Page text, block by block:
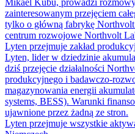
Mikael Kubu, prowadzi
zainteresowanym przejęciem
tylko o główną fabrykę
centrum rozwojowe Northvolt
Lyten przejmuje zakład
Lyten, lider w dziedzinie
dziś przejęcie działalności
produkcyjnego i badawczo-
magazynowania energii
systems, BESS). Warunki
ujawnione przez żadną ze stron.
Lyten przejmuje wszystkie